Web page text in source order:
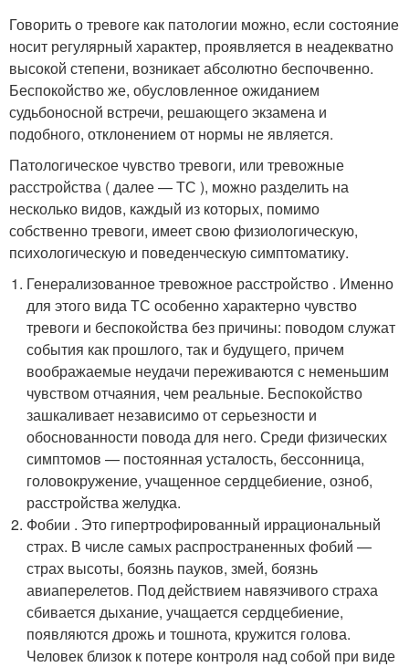
Говорить о тревоге как патологии можно, если состояние
носит регулярный характер, проявляется в неадекватно
высокой степени, возникает абсолютно беспочвенно.
Беспокойство же, обусловленное ожиданием
судьбоносной встречи, решающего экзамена и
подобного, отклонением от нормы не является.
Патологическое чувство тревоги, или тревожные
расстройства ( далее — ТС ), можно разделить на
несколько видов, каждый из которых, помимо
собственно тревоги, имеет свою физиологическую,
психологическую и поведенческую симптоматику.
Генерализованное тревожное расстройство . Именно
для этого вида ТС особенно характерно чувство
тревоги и беспокойства без причины: поводом служат
события как прошлого, так и будущего, причем
воображаемые неудачи переживаются с неменьшим
чувством отчаяния, чем реальные. Беспокойство
зашкаливает независимо от серьезности и
обоснованности повода для него. Среди физических
симптомов — постоянная усталость, бессонница,
головокружение, учащенное сердцебиение, озноб,
расстройства желудка.
Фобии . Это гипертрофированный иррациональный
страх. В числе самых распространенных фобий —
страх высоты, боязнь пауков, змей, боязнь
авиаперелетов. Под действием навязчивого страха
сбивается дыхание, учащается сердцебиение,
появляются дрожь и тошнота, кружится голова.
Человек близок к потере контроля над собой при виде